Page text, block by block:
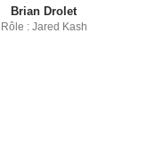
Brian Drolet
Rôle : Jared Kash